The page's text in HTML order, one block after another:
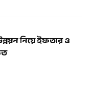
নিয়ে ইফতার ও